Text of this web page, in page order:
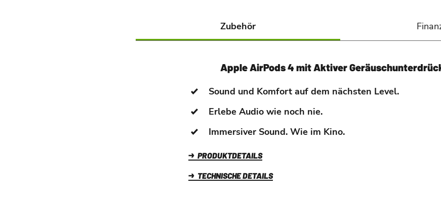
Zubehör
Apple AirPods 4 mit Aktiver
Sound und Komfort auf dem nächsten Level.
Erlebe Audio wie noch nie.
Immersiver Sound. Wie im Kino.
PRODUKTDETAILS
TECHNISCHE DETAILS